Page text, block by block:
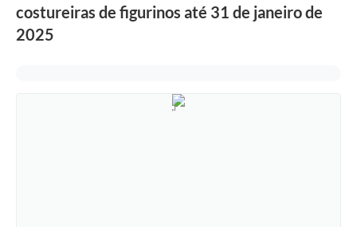
costureiras de figurinos até 31 de janeiro de
2025